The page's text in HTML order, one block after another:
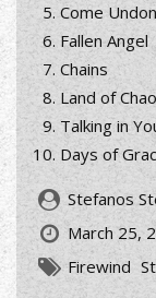
Come
Fallen Angel
Chains
Land of
Talking in
Days of
Stefanos
March 25,
Firewind